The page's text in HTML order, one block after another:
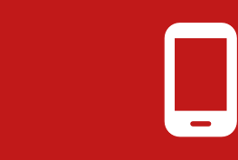
phone_android